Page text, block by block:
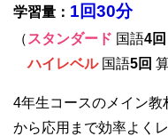
学習量： 1回30分
（ スタンダード 国語4回
ハイレベル国語5回
4年生コースのメイン
から応用まで効率よく